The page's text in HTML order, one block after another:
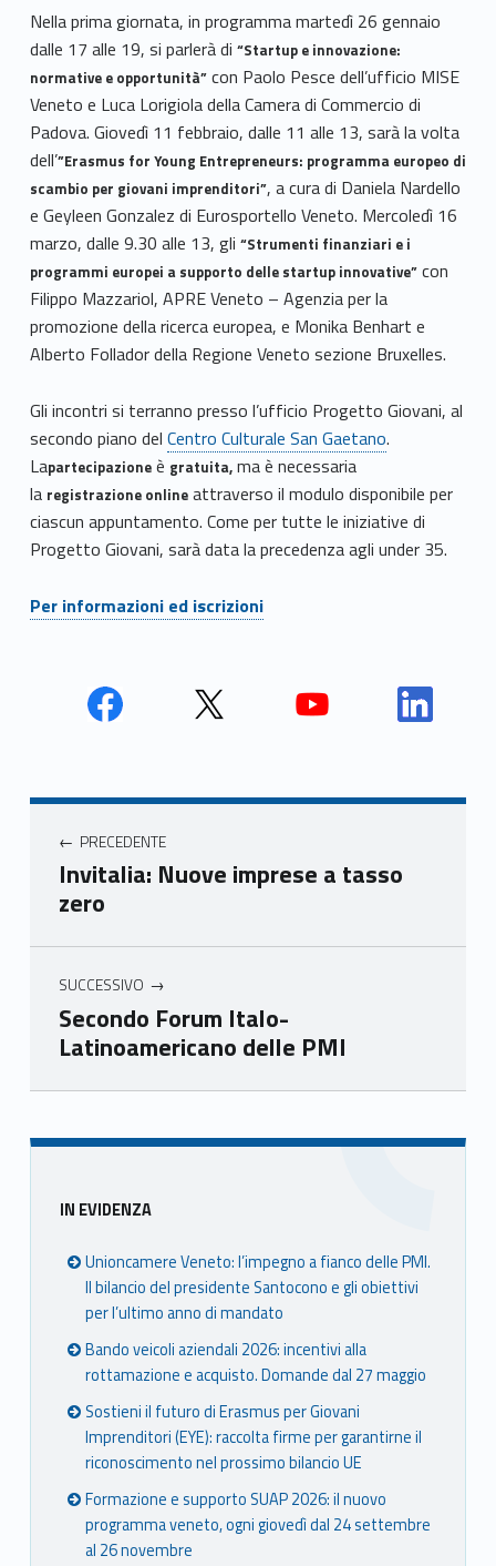
Nella prima giornata, in programma martedì 26 gennaio
dalle 17 alle 19, si parlerà di “Startup e innovazione:
normative e opportunità”con Paolo Pesce dell’ufficio MISE
Veneto e Luca Lorigiola della Camera di Commercio di
Padova. Giovedì 11 febbraio, dalle 11 alle 13, sarà la volta
dell’”Erasmus for Young Entrepreneurs: programma europeo di
scambio per giovani imprenditori”, a cura di Daniela Nardello
e Geyleen Gonzalez di Eurosportello Veneto. Mercoledì 16
marzo, dalle 9.30 alle 13, gli “Strumenti finanziari e i
programmi europei a supporto delle startup innovative”con
Filippo Mazzariol, APRE Veneto – Agenzia per la
promozione della ricerca europea, e Monika Benhart e
Alberto Follador della Regione Veneto sezione Bruxelles.
Gli incontri si terranno presso l’ufficio Progetto Giovani, al
secondo piano del Centro Culturale San Gaetano.
Lapartecipazioneè gratuita,ma è necessaria
la registrazione onlineattraverso il modulo disponibile per
ciascun appuntamento. Come per tutte le iniziative di
Progetto Giovani, sarà data la precedenza agli under 35.
Per informazioni ed iscrizioni
Unio
mer
e
Ven
Unio
e
Unio
e
Unio
e
Navigazione articoli
PRECEDENTE
Invitalia: Nuove imprese a tasso
zero
SUCCESSIVO
Secondo Forum Italo-
Latinoamericano delle PMI
Skip back to main navigation
Sidebar
IN EVIDENZA
Unioncamere Veneto: l’impegno a fianco delle PMI.
Il bilancio del presidente Santocono e gli obiettivi
per l’ultimo anno di mandato
Bando veicoli aziendali 2026: incentivi alla
rottamazione e acquisto. Domande dal 27 maggio
Sostieni il futuro di Erasmus per Giovani
Imprenditori (EYE): raccolta firme per garantirne il
riconoscimento nel prossimo bilancio UE
Formazione e supporto SUAP 2026: il nuovo
programma veneto, ogni giovedì dal 24 settembre
al 26 novembre